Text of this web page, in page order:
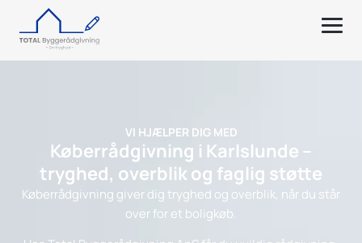
VI HJÆLPER DIG MED
Køberrådgivning i Karlslunde –
tryghed, overblik og faglig støtte
Køberrådgivning giver dig tryghed og overblik, når du står
over for et boligkøb.